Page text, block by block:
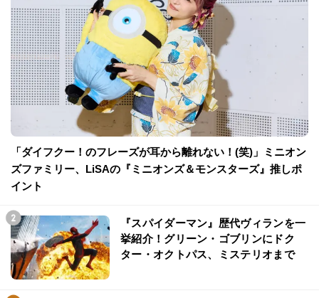
「ダイフクー！のフレーズが耳から離れない！(笑)」ミニオン
ズファミリー、LiSAの『ミニオンズ＆モンスターズ』推しポ
イント
『スパイダーマン』歴代ヴィランを一
挙紹介！グリーン・ゴブリンにドク
ター・オクトパス、ミステリオまで